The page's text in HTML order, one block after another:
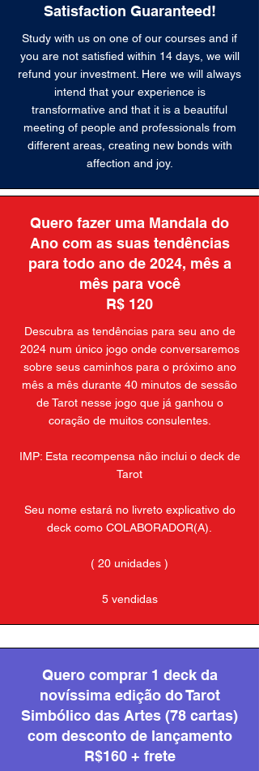
Satisfaction Guaranteed!
Study with us on one of our courses and if
you are not satisfied within 14 days, we will
refund your investment. Here we will always
intend that your experience is
transformative and that it is a beautiful
meeting of people and professionals from
different areas, creating new bonds with
affection and joy.
Quero fazer uma Mandala do
Ano com as suas tendências
para todo ano de2024, mês a
mês para você
R$ 120
Descubra as tendências para seu ano de
2024 num único jogo onde conversaremos
sobre seus caminhos para o próximo ano
mês a mês durante 40 minutos de sessão
de Tarot nesse jogo que já ganhou o
coração de muitos consulentes.
IMP: Esta recompensa não inclui o deck de
Tarot
Seu nome estará no livreto explicativo do
deck como COLABORADOR(A).
( 20 unidades )
5 vendidas
Quero comprar 1 deck da
novíssima edição do Tarot
Simbólico das Artes (78 cartas)
com desconto de lançamento
R$160 + frete